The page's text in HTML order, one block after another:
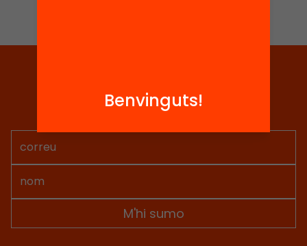
Rep continguts, iniciatives i
Benvinguts!